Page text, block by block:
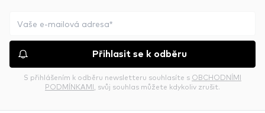
Přihlasit se k odběru
S přihlášením k odběru newsletteru souhlasíte s OBCHODNÍMI
PODMÍNKAMI , svůj souhlas můžete kdykoliv zrušit.